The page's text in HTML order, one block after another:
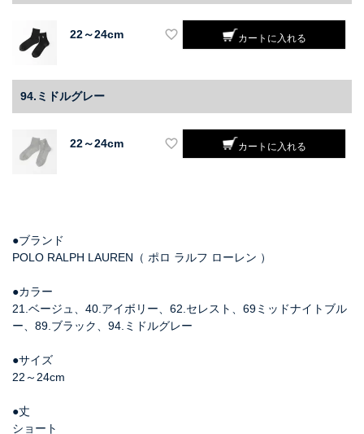
22～24cm カートに入れる
94.ミドルグレー
22～24cm カートに入れる
●ブランド
POLO RALPH LAUREN（ ポロ ラルフ ローレン ）
●カラー
21.ベージュ、40.アイボリー、62.セレスト、69ミッドナイトブル
ー、89.ブラック、94.ミドルグレー
●サイズ
22～24cm
●丈
ショート